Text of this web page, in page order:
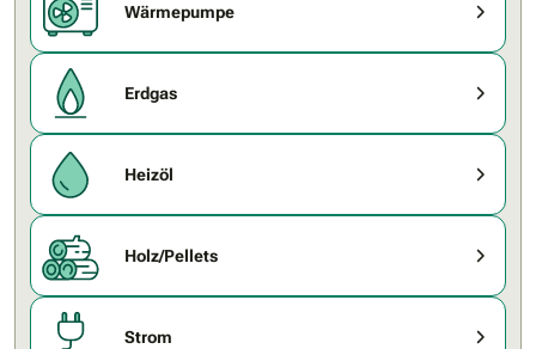
Wärmepumpe
Erdgas
Heizöl
Holz/Pellets
Strom